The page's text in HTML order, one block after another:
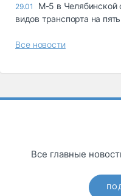
29.01
М-5 в Челябинской
видов транспорта на
Все новости
Все главные